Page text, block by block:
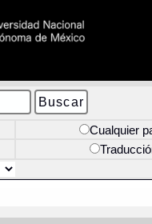
Cualquier